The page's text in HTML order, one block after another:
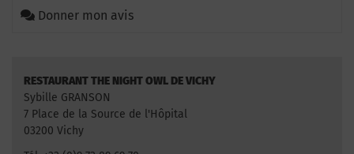
Donner mon avis
RESTAURANT THE NIGHT OWL DE VICHY
Sybille GRANSON
7 Place de la Source de l'Hôpital
03200 Vichy